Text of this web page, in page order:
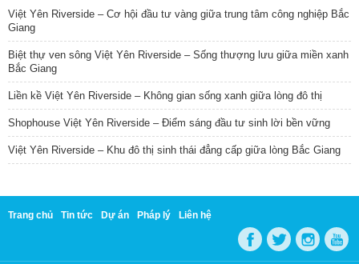
Việt Yên Riverside – Cơ hội đầu tư vàng giữa trung tâm công nghiệp Bắc
Giang
Biệt thự ven sông Việt Yên Riverside – Sống thượng lưu giữa miền xanh
Bắc Giang
Liền kề Việt Yên Riverside – Không gian sống xanh giữa lòng đô thị
Shophouse Việt Yên Riverside – Điểm sáng đầu tư sinh lời bền vững
Việt Yên Riverside – Khu đô thị sinh thái đẳng cấp giữa lòng Bắc Giang
Trang chủ Tin tức Dự án Pháp lý Liên hệ